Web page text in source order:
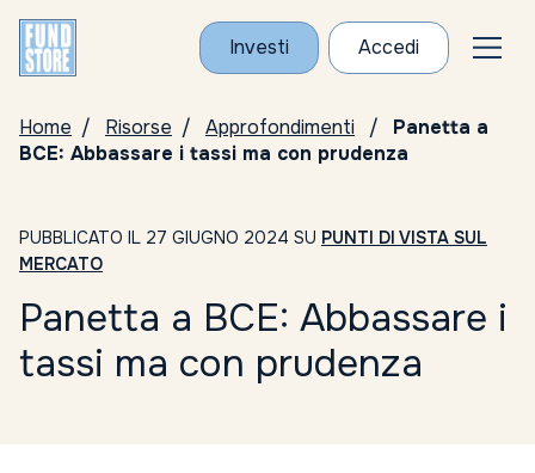
Investi Accedi
Home Risorse Approfondimenti
Panetta a
BCE: Abbassare i tassi ma con prudenza
PUBBLICATO IL 27 GIUGNO 2024 SU PUNTI DI VISTA SUL
MERCATO
Panetta a BCE: Abbassare i
tassi ma con prudenza